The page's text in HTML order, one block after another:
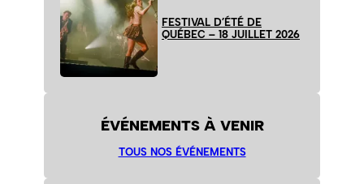
FESTIVAL D’ÉTÉ DE
QUÉBEC – 18 JUILLET 2026
ÉVÉNEMENTS À VENIR
TOUS NOS ÉVÉNEMENTS